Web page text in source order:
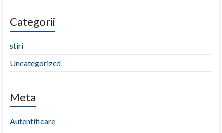
Categorii
stiri
Uncategorized
Meta
Autentificare